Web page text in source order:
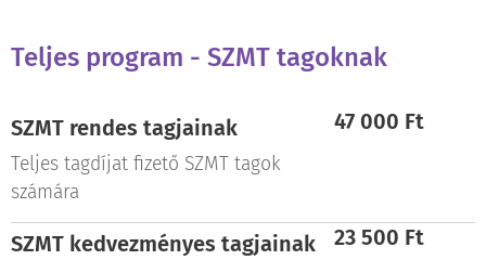
Teljes program - SZMT tagoknak
SZMT rendes tagjainak
Teljes tagdíjat fizető SZMT tagok
számára
47 000 Ft
SZMT kedvezményes tagjainak 23 500 Ft